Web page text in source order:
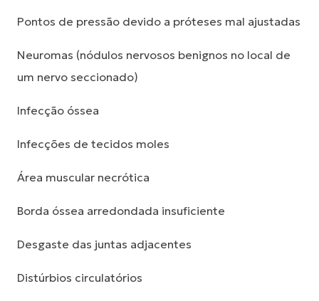
Pontos de pressão devido a próteses mal ajustadas
Neuromas (nódulos nervosos benignos no local de
um nervo seccionado)
Infecção óssea
Infecções de tecidos moles
Área muscular necrótica
Borda óssea arredondada insuficiente
Desgaste das juntas adjacentes
Distúrbios circulatórios